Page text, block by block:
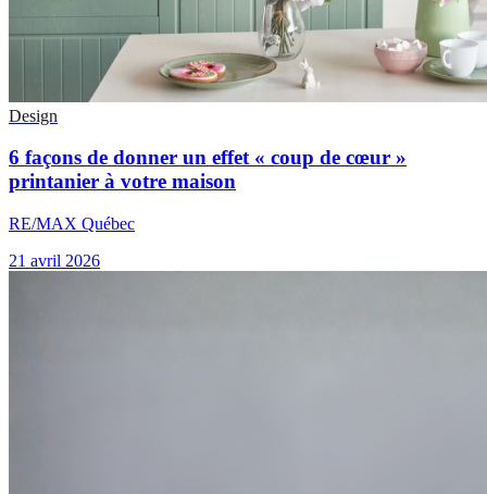
Design
6 façons de donner un effet « coup de cœur »
printanier à votre maison
RE/MAX Québec
21 avril 2026